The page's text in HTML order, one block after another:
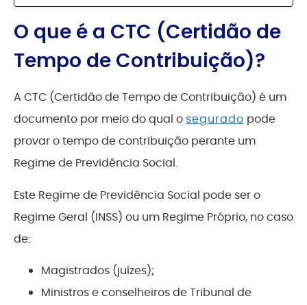
O que é a CTC (Certidão de
Tempo de Contribuição)?
A CTC (Certidão de Tempo de Contribuição) é um
documento por meio do qual o segurado pode
provar o tempo de contribuição perante um
Regime de Previdência Social.
Este Regime de Previdência Social pode ser o
Regime Geral (INSS) ou um Regime Próprio, no caso
de:
Magistrados (juízes);
Ministros e conselheiros de Tribunal de